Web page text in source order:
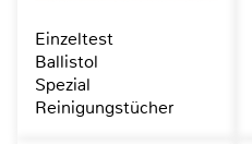
Einzeltest
Ballistol
Spezial
Reinigungstücher